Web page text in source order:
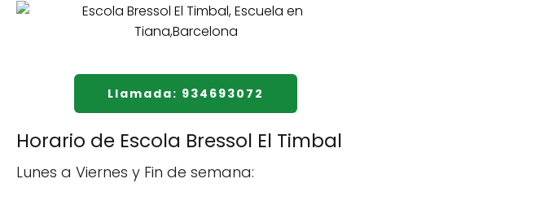
Llamada: 934693072
Horario de Escola Bressol El Timbal
Lunes a Viernes y Fin de semana: